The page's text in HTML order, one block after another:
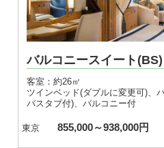
バルコニースイート(BS)
客室：約26㎡
ツインベッド(ダブルに変更可)、
バスタブ付)、バルコニー付
東京 855,000～938,000円